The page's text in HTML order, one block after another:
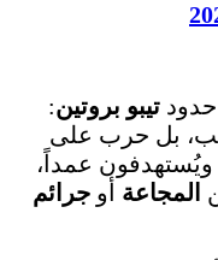
حدود تيبو بروتين:
بل حرب على
ويُستهدفون عمداً،
المجاعة أو جرائم